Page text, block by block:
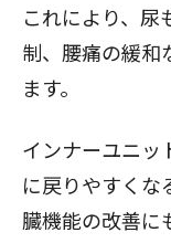
これにより、尿
制、腰痛の緩和
ます。
インナーユニッ
に戻りやすくな
臓機能の改善に